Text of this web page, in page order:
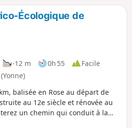
Écologique de
-12 m 0h 55
Facile
balisée en Rose au départ de
au 12e siècle et rénovée au
un chemin qui conduit à la